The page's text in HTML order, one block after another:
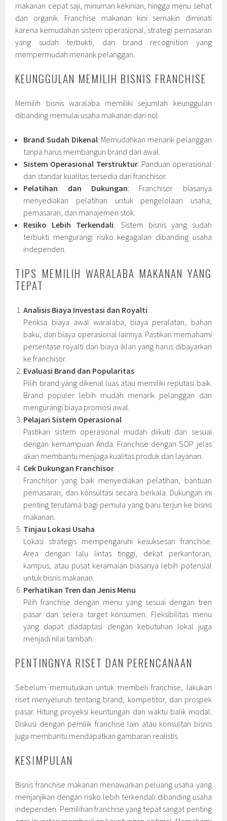
makanan cepat saji, minuman kekinian, hingga menu sehat
dan organik. Franchise makanan kini semakin diminati
karena kemudahan sistem operasional, strategi pemasaran
yang sudah terbukti, dan brand recognition yang
mempermudah menarik pelanggan.
KEUNGGULAN MEMILIH BISNIS FRANCHISE
Memilih bisnis waralaba memiliki sejumlah keunggulan
dibanding memulai usaha makanan dari nol:
Brand Sudah Dikenal: Memudahkan menarik pelanggan
tanpa harus membangun brand dari awal.
Sistem Operasional Terstruktur: Panduan operasional
dan standar kualitas tersedia dari franchisor.
Pelatihan dan Dukungan: Franchisor biasanya
menyediakan pelatihan untuk pengelolaan usaha,
pemasaran, dan manajemen stok.
Resiko Lebih Terkendali: Sistem bisnis yang sudah
terbukti mengurangi risiko kegagalan dibanding usaha
independen.
TIPS MEMILIH WARALABA MAKANAN YANG
TEPAT
Analisis Biaya Investasi dan Royalti
Periksa biaya awal waralaba, biaya peralatan, bahan
baku, dan biaya operasional lainnya. Pastikan memahami
persentase royalti dan biaya iklan yang harus dibayarkan
ke franchisor.
Evaluasi Brand dan Popularitas
Pilih brand yang dikenal luas atau memiliki reputasi baik.
Brand populer lebih mudah menarik pelanggan dan
mengurangi biaya promosi awal.
Pelajari Sistem Operasional
Pastikan sistem operasional mudah diikuti dan sesuai
dengan kemampuan Anda. Franchise dengan SOP jelas
akan membantu menjaga kualitas produk dan layanan.
Cek Dukungan Franchisor
Franchisor yang baik menyediakan pelatihan, bantuan
pemasaran, dan konsultasi secara berkala. Dukungan ini
penting terutama bagi pemula yang baru terjun ke bisnis
makanan.
Tinjau Lokasi Usaha
Lokasi strategis mempengaruhi kesuksesan franchise.
Area dengan lalu lintas tinggi, dekat perkantoran,
kampus, atau pusat keramaian biasanya lebih potensial
untuk bisnis makanan.
Perhatikan Tren dan Jenis Menu
Pilih franchise dengan menu yang sesuai dengan tren
pasar dan selera target konsumen. Fleksibilitas menu
yang dapat diadaptasi dengan kebutuhan lokal juga
menjadi nilai tambah.
PENTINGNYA RISET DAN PERENCANAAN
Sebelum memutuskan untuk membeli franchise, lakukan
riset menyeluruh tentang brand, kompetitor, dan prospek
pasar. Hitung proyeksi keuntungan dan waktu balik modal.
Diskusi dengan pemilik franchise lain atau konsultan bisnis
juga membantu mendapatkan gambaran realistis.
KESIMPULAN
Bisnis franchise makanan menawarkan peluang usaha yang
menjanjikan dengan risiko lebih terkendali dibanding usaha
independen. Pemilihan franchise yang tepat sangat penting